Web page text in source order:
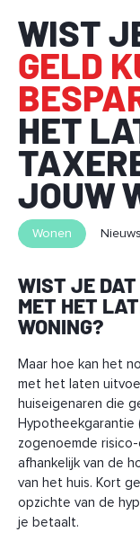
WIST
GELD
HET
JOUW
Wonen Nieuws
WIST JE
MET HET
WONING?
Maar hoe kan het
met het laten
huiseigenaren die
Hypotheekgarantie
zogenoemde
afhankelijk van de
van het huis. Kort
opzichte van de
je betaalt.